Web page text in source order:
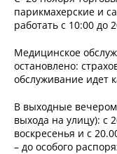
парикмахерские и
работать с 10:00 до
Медицинское
остановлено:
обслуживание идет
В выходные вечером
выхода на улицу): с
воскресенья и с
– до особого